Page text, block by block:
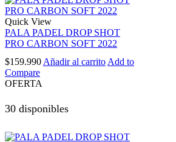
Quick View
PALA PADEL DROP SHOT
PRO CARBON SOFT 2022
$159.990 Añadir al carrito Add to
Compare
OFERTA
30 disponibles